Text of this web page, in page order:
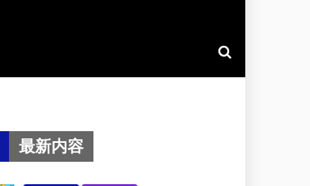
最新内容